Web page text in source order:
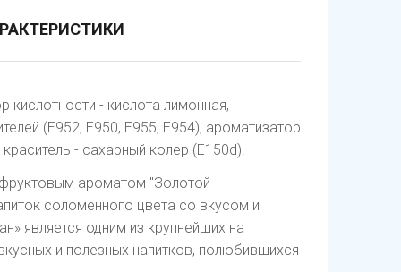
кислотности - кислота лимонная,
(Е952, Е950, Е955, Е954), ароматизатор
- сахарный колер (Е150d).
ароматом "Золотой
соломенного цвета со вкусом и
является одним из крупнейших на
и полезных напитков, полюбившихся